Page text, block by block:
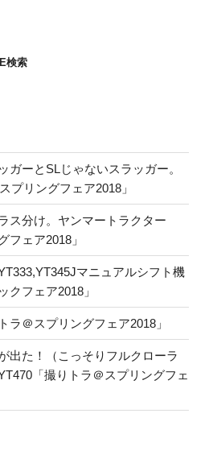
検索
ガーとSLじゃないスラッガー。
プリングフェア2018」
ス分け。ヤンマートラクター
フェア2018」
マニュアルシフト機
クフェア2018」
ラ＠スプリングフェア2018」
出た！（こっそりフルクローラ
「撮りトラ＠スプリングフェ